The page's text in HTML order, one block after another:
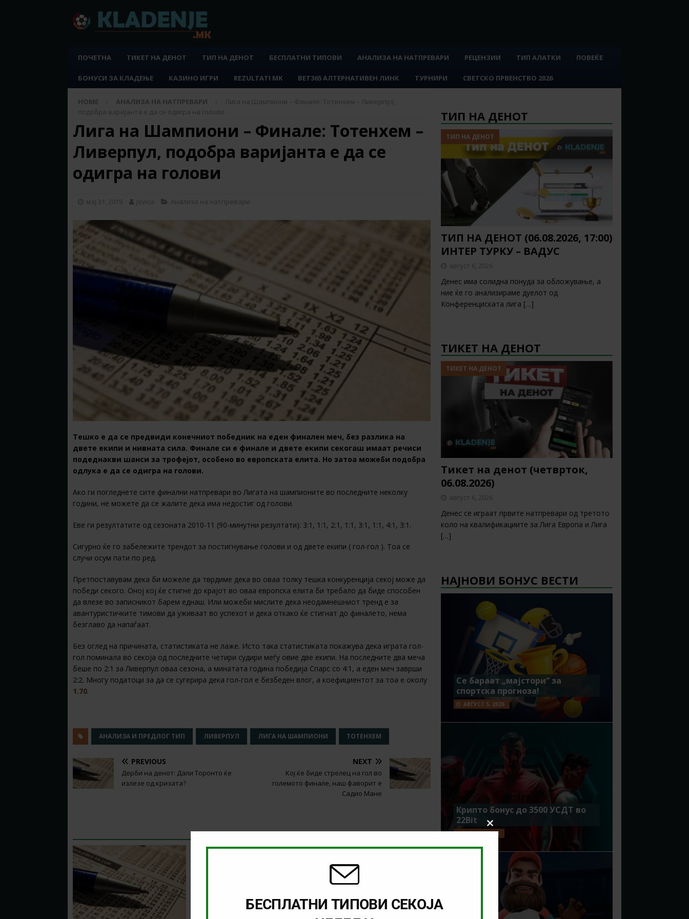
ПОЧЕТНА ТИКЕТ НА ДЕНОТ ТИП НА ДЕНОТ БЕСПЛАТНИ ТИПОВИ АНАЛИЗА НА НАТПРЕВАРИ РЕЦЕНЗИИ ТИП АЛАТКИ ПОВЕЌЕ
БОНУСИ ЗА КЛАДЕЊЕ КАЗИНО ИГРИ REZULTATI MK BET365 АЛТЕРНАТИВЕН ЛИНК ТУРНИРИ СВЕТСКО ПРВЕНСТВО 2026
HOME АНАЛИЗА НА НАТПРЕВАРИ
Лига на Шампиони – Финале: Тотенхем – Ливерпул,
подобра варијанта е да се одигра на голови
Лига на Шампиони – Финале: Тотенхем –
Ливерпул, подобра варијанта е да се
одигра на голови
мај 31, 2019 Jovica Анализа на натпревари
Тешко е да се предвиди конечниот победник на еден финален меч, без разлика на
двете екипи и нивната сила. Финале си е финале и двете екипи секогаш имаат речиси
подеднакви шанси за трофејот, особено во европската елита. Но затоа можеби подобра
одлука е да се одигра на голови.
Ако ги погледнете сите финални натпревари во Лигата на шампионите во последните неколку
години, не можете да се жалите дека има недостиг од голови.
Еве ги резултатите од сезоната 2010-11 (90-минутни резултати): 3:1, 1:1, 2:1, 1:1, 3:1, 1:1, 4:1, 3:1.
Сигурно ќе го забележите трендот за постигнување голови и од двете екипи ( гол-гол ). Тоа се
случи осум пати по ред.
Претпоставувам дека би можеле да тврдиме дека во оваа толку тешка конкуренција секој може да
победи секого. Оној кој ќе стигне до крајот во оваа европска елита би требало да биде способен
да влезе во записникот барем еднаш. Или можеби мислите дека неодамнешниот тренд е за
авантуристичките тимови да уживаат во успехот и дека откако ќе стигнат до финалето, нема
безглаво да напаѓаат.
Без оглед на причината, статистиката не лаже. Исто така статистиката покажува дека играта гол-
гол поминала во секоја од последните четири судири меѓу овие две екипи. На последните два меча
беше по 2:1 за Ливерпул оваа сезона, а минатата година победија Спарс со 4:1, а еден меч заврши
2:2. Многу податоци за да се сугерира дека гол-гол е безбеден влог, а коефициентот за тоа е околу
1.70.
АНАЛИЗА И ПРЕДЛОГ ТИП ЛИВЕРПУЛ ЛИГА НА ШАМПИОНИ ТОТЕНХЕМ
PREVIOUS
Дерби на денот: Дали Торонто ќе
излезе од кризата?
NEXT
Кој ќе биде стрелец на гол во
големото финале, наш фаворит е
Садио Мане
ТИП НА ДЕНОТ
ТИП НА ДЕНОТ
ТИП НА ДЕНОТ (06.08.2026, 17:00)
ИНТЕР ТУРКУ – ВАДУС
август 6, 2026
Денес има солидна понуда за обложување, а
ние ќе го анализираме дуелот од
Конференциската лига […]
ТИКЕТ НА ДЕНОТ
ТИКЕТ НА ДЕНОТ
Тикет на денот (четврток,
06.08.2026)
август 6, 2026
Денес се играат првите натпревари од третото
коло на квалификациите за Лига Европа и Лига
[…]
НАЈНОВИ БОНУС ВЕСТИ
Се бараат „мајстори“ за
спортска прогноза!
АВГУСТ 5, 2026
Крипто бонус до 3500 УСДТ во
22Bit
ЈУЛИ 29, 2026
Close
this
БЕСПЛАТНИ ТИПОВИ СЕКОЈА